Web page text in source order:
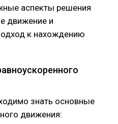
аспекты решения
движение и
к нахождению
знать основные
движения: